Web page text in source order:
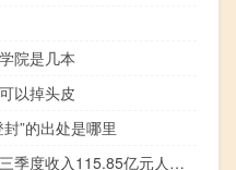
院是几本
以掉头皮
”的出处是哪里
京东健康：第三季度收入115.85亿元人民币同比增长10.1%